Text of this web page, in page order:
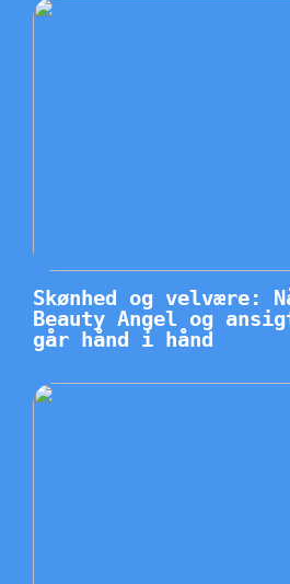
Skønhed og velvære:
Beauty Angel og
går hånd i hånd